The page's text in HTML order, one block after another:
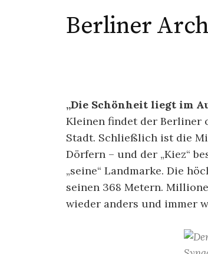
Berliner
„Die Schönheit liegt im
Kleinen findet der Berliner
Stadt. Schließlich ist die
Dörfern – und der „Kiez“
„seine“ Landmarke. Die
seinen 368 Metern.
wieder anders und immer